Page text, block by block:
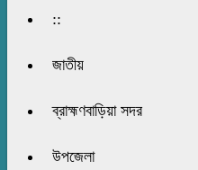
::
জাতীয়
ব্রাহ্মণবাড়িয়া সদর
উপজেলা